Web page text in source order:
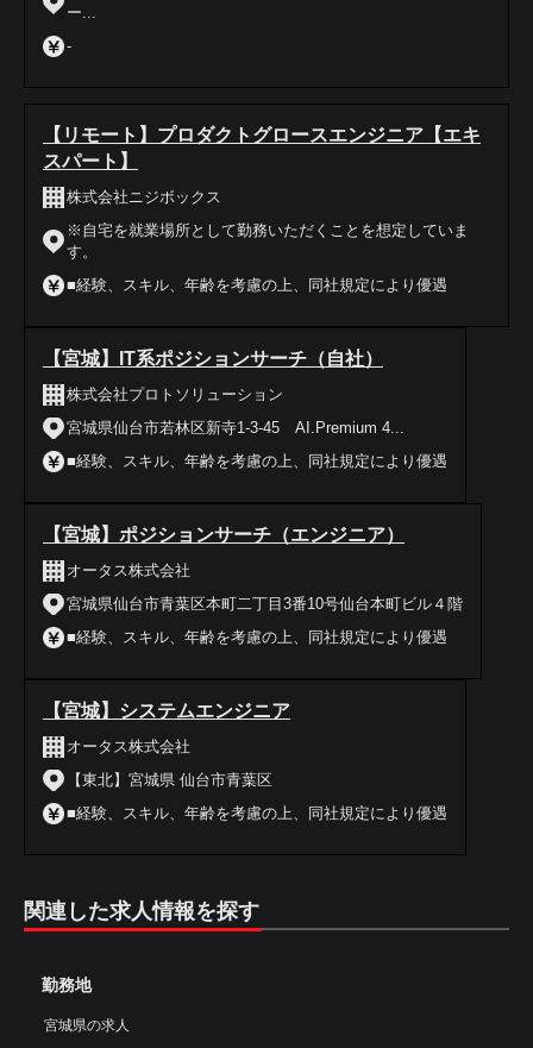
ー...
-
【リモート】プロダクトグロースエンジニア【エキ
スパート】
株式会社ニジボックス
※自宅を就業場所として勤務いただくことを想定していま
す。
■経験、スキル、年齢を考慮の上、同社規定により優遇
【宮城】IT系ポジションサーチ（自社）
株式会社プロトソリューション
宮城県仙台市若林区新寺1-3-45 AI.Premium 4...
■経験、スキル、年齢を考慮の上、同社規定により優遇
【宮城】ポジションサーチ（エンジニア）
オータス株式会社
宮城県仙台市青葉区本町二丁目3番10号仙台本町ビル４階
■経験、スキル、年齢を考慮の上、同社規定により優遇
【宮城】システムエンジニア
オータス株式会社
【東北】宮城県 仙台市青葉区
■経験、スキル、年齢を考慮の上、同社規定により優遇
関連した求人情報を探す
勤務地
宮城県の求人